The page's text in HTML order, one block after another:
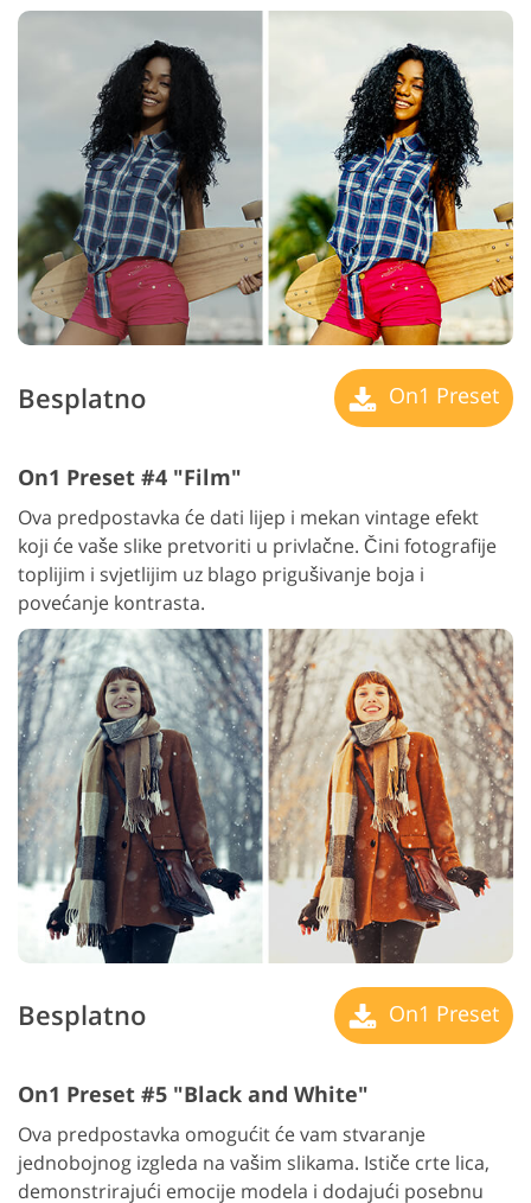
Besplatno On1 Preset
On1 Preset #4 "Film"
Ova predpostavka će dati lijep i mekan vintage efekt
koji će vaše slike pretvoriti u privlačne. Čini fotografije
toplijim i svjetlijim uz blago prigušivanje boja i
povećanje kontrasta.
Besplatno On1 Preset
On1 Preset #5 "Black and White"
Ova predpostavka omogućit će vam stvaranje
jednobojnog izgleda na vašim slikama. Ističe crte lica,
demonstrirajući emocije modela i dodajući posebnu